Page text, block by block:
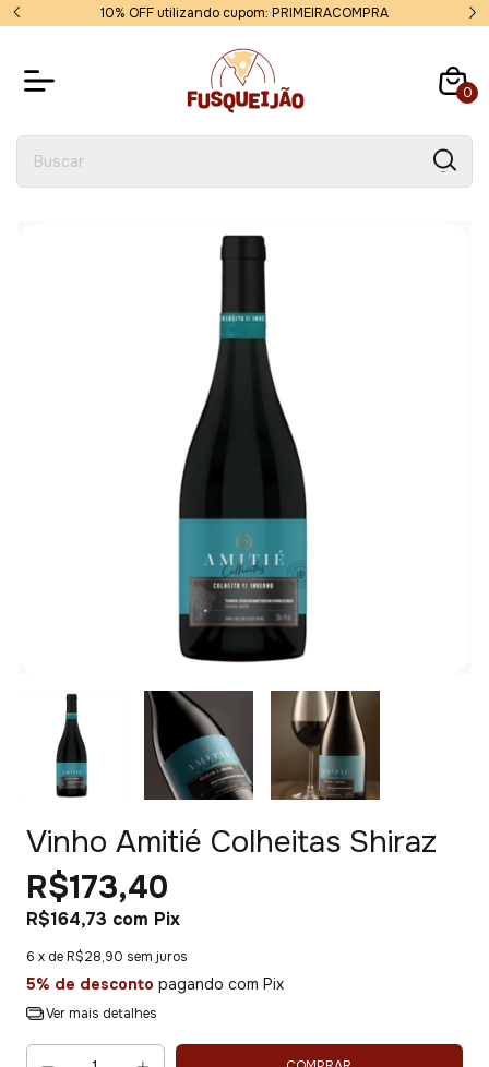
10% OFF utilizando cupom: PRIMEIRACOMPRA
0
Vinho Amitié Colheitas Shiraz
R$173,40
R$164,73 com Pix
6 x de R$28,90 sem juros
5% de desconto pagando com Pix
Ver mais detalhes